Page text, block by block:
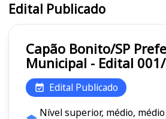
Edital Publicado
Capão Bonito/SP Prefeitura
Municipal - Edital
Edital Publicado
Nível superior, médio,